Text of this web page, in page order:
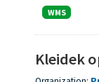
WMS
Kleidek